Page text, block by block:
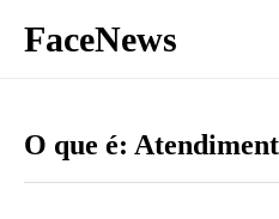
FaceNews
O que é: